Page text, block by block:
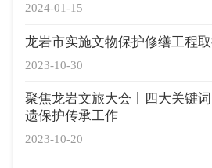
2024-01-15
2023-10-30
龙岩市实施文物保护修缮工程
2023-10-20
聚焦龙岩文旅大会丨四大关键
遗保护传承工作